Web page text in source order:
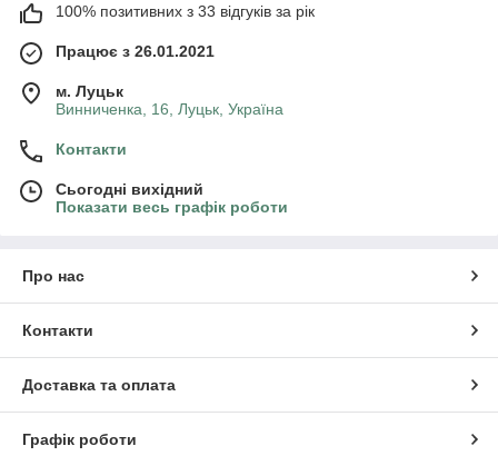
100% позитивних з 33 відгуків за рік
Працює з 26.01.2021
м. Луцьк
Винниченка, 16, Луцьк, Україна
Контакти
Сьогодні вихідний
Показати весь графік роботи
Про нас
Контакти
Доставка та оплата
Графік роботи